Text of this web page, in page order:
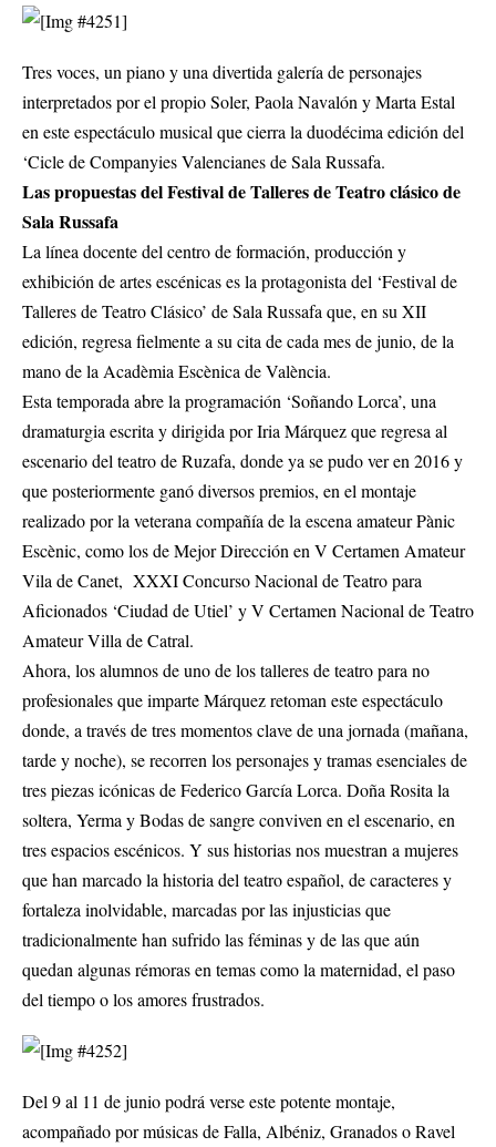
Tres voces, un piano y una divertida galería de personajes
interpretados por el propio Soler, Paola Navalón y Marta Estal
en este espectáculo musical que cierra la duodécima edición del
‘Cicle de Companyies Valencianes de Sala Russafa.
Las propuestas del Festival de Talleres de Teatro clásico de
Sala Russafa
La línea docente del centro de formación, producción y
exhibición de artes escénicas es la protagonista del ‘Festival de
Talleres de Teatro Clásico’ de Sala Russafa que, en su XII
edición, regresa fielmente a su cita de cada mes de junio, de la
mano de la Acadèmia Escènica de València.
Esta temporada abre la programación ‘Soñando Lorca’, una
dramaturgia escrita y dirigida por Iria Márquez que regresa al
escenario del teatro de Ruzafa, donde ya se pudo ver en 2016 y
que posteriormente ganó diversos premios, en el montaje
realizado por la veterana compañía de la escena amateur Pànic
Escènic, como los de Mejor Dirección en V Certamen Amateur
Vila de Canet, XXXI Concurso Nacional de Teatro para
Aficionados ‘Ciudad de Utiel’ y V Certamen Nacional de Teatro
Amateur Villa de Catral.
Ahora, los alumnos de uno de los talleres de teatro para no
profesionales que imparte Márquez retoman este espectáculo
donde, a través de tres momentos clave de una jornada (mañana,
tarde y noche), se recorren los personajes y tramas esenciales de
tres piezas icónicas de Federico García Lorca. Doña Rosita la
soltera, Yerma y Bodas de sangre conviven en el escenario, en
tres espacios escénicos. Y sus historias nos muestran a mujeres
que han marcado la historia del teatro español, de caracteres y
fortaleza inolvidable, marcadas por las injusticias que
tradicionalmente han sufrido las féminas y de las que aún
quedan algunas rémoras en temas como la maternidad, el paso
del tiempo o los amores frustrados.
Del 9 al 11 de junio podrá verse este potente montaje,
acompañado por músicas de Falla, Albéniz, Granados o Ravel